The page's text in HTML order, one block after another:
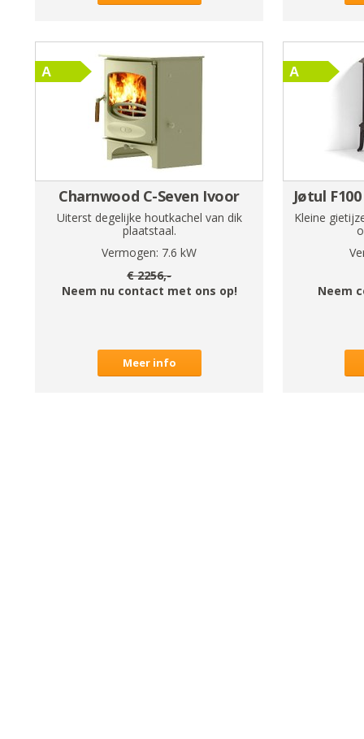
Charnwood C-Seven Ivoor
Uiterst degelijke houtkachel van dik
plaatstaal.
Vermogen: 7.6 kW
€2256,-
Neem nu contact met ons op!
Meer info
Jøtul
Kleine
Neem